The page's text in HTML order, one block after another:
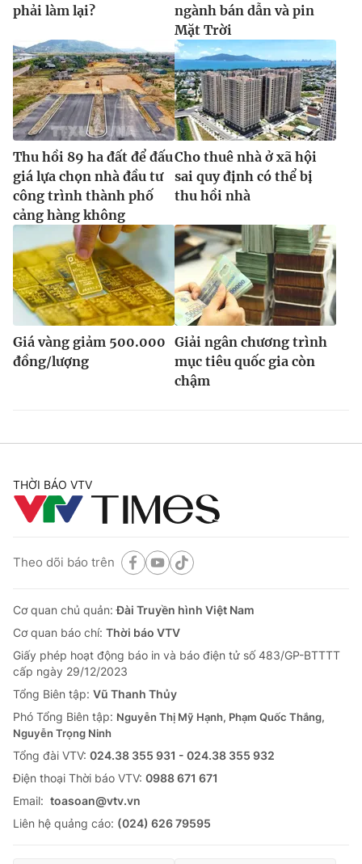
phải làm lại?
ngành bán dẫn và pin
Mặt Trời
Thu hồi 89 ha đất để đấu
giá lựa chọn nhà đầu tư
công trình thành phố
cảng hàng không
Cho thuê nhà ở xã hội
sai quy định có thể bị
thu hồi nhà
Giá vàng giảm 500.000
đồng/lượng
Giải ngân chương trình
mục tiêu quốc gia còn
chậm
THỜI BÁO VTV
Theo dõi báo trên
Cơ quan chủ quản:Đài Truyền hình Việt Nam
Cơ quan báo chí: Thời báo VTV
Giấy phép hoạt động báo in và báo điện tử số 483/GP-BTTTT
cấp ngày 29/12/2023
Tổng Biên tập: Vũ Thanh Thủy
Phó Tổng Biên tập: Nguyễn Thị Mỹ Hạnh, Phạm Quốc Thắng,
Nguyễn Trọng Ninh
Tổng đài VTV: 024.38 355 931 - 024.38 355 932
Ðiện thoại Thời báo VTV: 0988 671 671
Email: toasoan@vtv.vn
Liên hệ quảng cáo: (024) 626 79595